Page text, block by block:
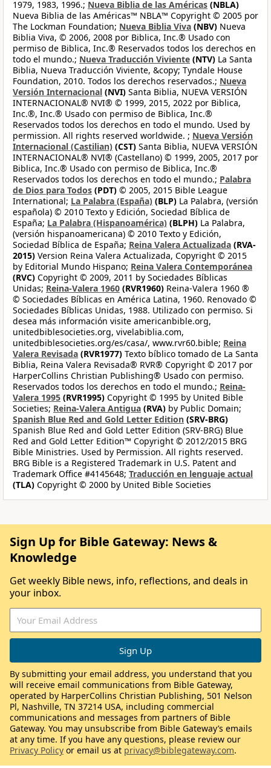
1979, 1983, 1996.; Nueva Biblia de las Américas (NBLA)
Nueva Biblia de las Américas™ NBLA™ Copyright © 2005 por
The Lockman Foundation; Nueva Biblia Viva (NBV) Nueva
Biblia Viva, © 2006, 2008 por Biblica, Inc.® Usado con
permiso de Biblica, Inc.® Reservados todos los derechos en
todo el mundo.; Nueva Traducción Viviente (NTV) La Santa
Biblia, Nueva Traducción Viviente, &copy; Tyndale House
Foundation, 2010. Todos los derechos reservados.; Nueva
Versión Internacional (NVI) Santa Biblia, NUEVA VERSIÓN
INTERNACIONAL® NVI® © 1999, 2015, 2022 por Biblica,
Inc.®, Inc.® Usado con permiso de Biblica, Inc.®
Reservados todos los derechos en todo el mundo. Used by
permission. All rights reserved worldwide. ; Nueva Versión
Internacional (Castilian) (CST) Santa Biblia, NUEVA VERSIÓN
INTERNACIONAL® NVI® (Castellano) © 1999, 2005, 2017 por
Biblica, Inc.® Usado con permiso de Biblica, Inc.®
Reservados todos los derechos en todo el mundo.; Palabra
de Dios para Todos (PDT) © 2005, 2015 Bible League
International; La Palabra (España) (BLP) La Palabra, (versión
española) © 2010 Texto y Edición, Sociedad Bíblica de
España; La Palabra (Hispanoamérica) (BLPH) La Palabra,
(versión hispanoamericana) © 2010 Texto y Edición,
Sociedad Bíblica de España; Reina Valera Actualizada (RVA-
2015) Version Reina Valera Actualizada, Copyright © 2015
by Editorial Mundo Hispano; Reina Valera Contemporánea
(RVC) Copyright © 2009, 2011 by Sociedades Bíblicas
Unidas; Reina-Valera 1960 (RVR1960) Reina-Valera 1960 ®
© Sociedades Bíblicas en América Latina, 1960. Renovado ©
Sociedades Bíblicas Unidas, 1988. Utilizado con permiso. Si
desea más información visite americanbible.org,
unitedbiblesocieties.org, vivelabiblia.com,
unitedbiblesocieties.org/es/casa/, www.rvr60.bible; Reina
Valera Revisada (RVR1977) Texto bíblico tomado de La Santa
Biblia, Reina Valera Revisada® RVR® Copyright © 2017 por
HarperCollins Christian Publishing® Usado con permiso.
Reservados todos los derechos en todo el mundo.; Reina-
Valera 1995 (RVR1995) Copyright © 1995 by United Bible
Societies; Reina-Valera Antigua (RVA) by Public Domain;
Spanish Blue Red and Gold Letter Edition (SRV-BRG)
Spanish Blue Red and Gold Letter Edition (SRV-BRG) Blue
Red and Gold Letter Edition™ Copyright © 2012/2015 BRG
Bible Ministries. Used by Permission. All rights reserved.
BRG Bible is a Registered Trademark in U.S. Patent and
Trademark Office #4145648; Traducción en lenguaje actual
(TLA) Copyright © 2000 by United Bible Societies
Sign Up for Bible Gateway: News &
Knowledge
Get weekly Bible news, info, reflections, and deals in
your inbox.
By submitting your email address, you understand that you
will receive email communications from Bible Gateway,
operated by HarperCollins Christian Publishing, 501 Nelson
Pl, Nashville, TN 37214 USA, including commercial
communications and messages from partners of Bible
Gateway. You may unsubscribe from Bible Gateway’s emails
at any time. If you have any questions, please review our
Privacy Policy or email us at privacy@biblegateway.com.